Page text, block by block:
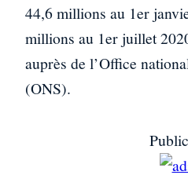
44,6 millions au 1er
millions au 1er juillet
auprès de l’Office
(ONS).